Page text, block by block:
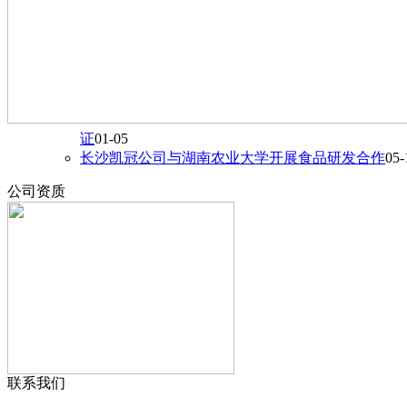
证01-05
长沙凯冠公司与湖南农业大学开展食品研发合作05-
公司资质
联系我们